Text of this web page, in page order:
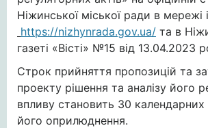
Ніжинської міської ради в мережі
https://nizhynrada.gov.ua/ та в
газеті «Вісті» №15 від 13.04.2023
Строк прийняття пропозицій та
проекту рішення та аналізу його
впливу становить 30 календарних
його оприлюднення.